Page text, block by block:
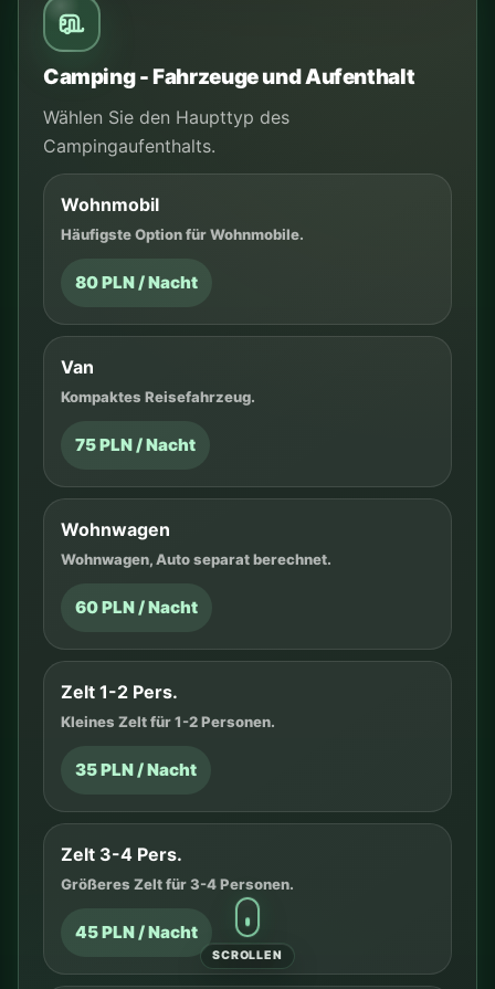
Camping - Fahrzeuge und Aufenthalt
Wählen Sie den Haupttyp des
Campingaufenthalts.
Wohnmobil
Häufigste Option für Wohnmobile.
80 PLN / Nacht
Van
Kompaktes Reisefahrzeug.
75 PLN / Nacht
Wohnwagen
Wohnwagen, Auto separat berechnet.
60 PLN / Nacht
Zelt 1-2 Pers.
Kleines Zelt für 1-2 Personen.
35 PLN / Nacht
Zelt 3-4 Pers.
Größeres Zelt für 3-4 Personen.
45 PLN / Nacht
SCROLLEN